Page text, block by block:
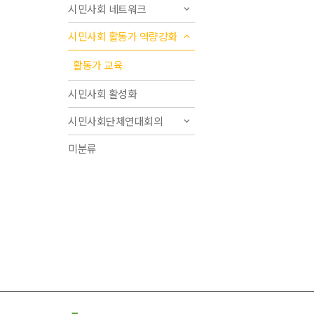
시민사회 네트워크
시민사회 활동가 역량강화
활동가 교육
시민사회 활성화
시민사회단체연대회의
미분류